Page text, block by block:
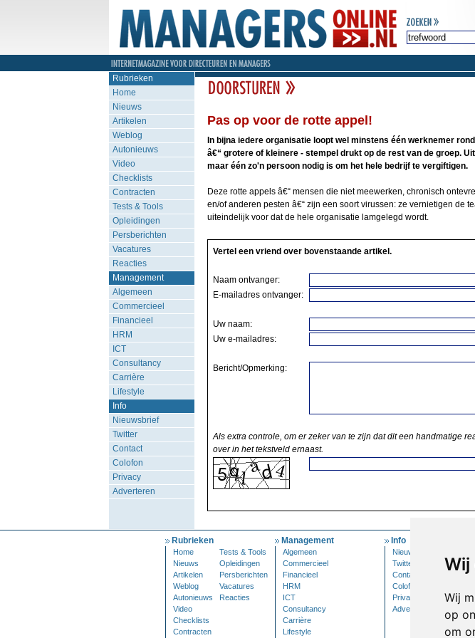
Wij
Wij
op
om
Rubrieken
Home
Nieuws
Artikelen
Weblog
Autonieuws
Video
Checklists
Contracten
Tests & Tools
Opleidingen
Persberichten
Vacatures
Reacties
Management
Algemeen
Commercieel
Financieel
HRM
ICT
Consultancy
Carrière
Lifestyle
Info
Nieuwsbrief
Twitter
Contact
Colofon
Privacy
Adverteren
Pas op voor de rotte appel!
In bijna iedere organisatie loopt wel minstens één werknemer
â€“ grotere of kleinere - stempel drukt op de rest van de groep.
maar één zo'n persoon nodig is om het hele bedrijf te vergiftigen.
Deze rotte appels â€“ mensen die niet meewerken, chronisch
en/of anderen pesten â€“ zijn een soort virussen: ze vernietigen de
uiteindelijk voor dat de hele organisatie lamgelegd wordt.
Vertel een vriend over bovenstaande artikel.
Naam ontvanger:
E-mailadres ontvanger:
Uw naam:
Uw e-mailadres:
Bericht/Opmerking:
Als extra controle, om er zeker van te zijn dat dit een handmatige
over in het tekstveld ernaast.
Rubrieken
Home
Tests & Tools
Nieuws
Opleidingen
Artikelen
Persberichten
Weblog
Vacatures
Autonieuws
Reacties
Video
Checklists
Contracten
Management
Algemeen
Commercieel
Financieel
HRM
ICT
Consultancy
Carrière
Lifestyle
Info
Nieuwsbrief
Twitter
Contact
Colofon
Privacy
Adverteren